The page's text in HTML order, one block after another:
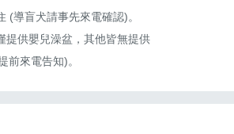
導盲犬請事先來電確認)。
供嬰兒澡盆，其他皆無提供
前來電告知)。